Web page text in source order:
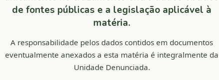
com limitação à competitividade nos certames.
constatou-se a utilização indevida do Pregão Presencial em
e n.º 087/2019. Além disso, as pesquisas de preços nos
Constatou-se superestimativa de R$ 2.018.165,00
acabou permitindo contratações com sobrepreço de R$
de fontes públicas e a legislação aplicável à
matéria.
A responsabilidade pelos dados contidos em documentos
eventualmente anexados a esta matéria é integralmente da
Unidade Denunciada.